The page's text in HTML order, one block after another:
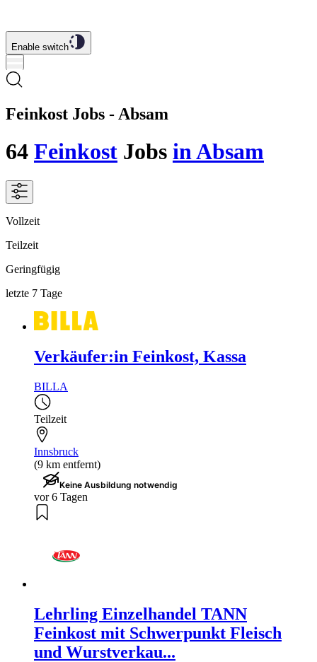
Enable switch
Feinkost Jobs - Absam
64 Feinkost Jobs in Absam
Vollzeit
Teilzeit
Geringfügig
letzte 7 Tage
Verkäufer:in Feinkost, Kassa
BILLA
Teilzeit
Innsbruck
(9 km entfernt)
Keine Ausbildung notwendig
vor 6 Tagen
Lehrling Einzelhandel TANN
Feinkost mit Schwerpunkt Fleisch
und Wurstverkau...